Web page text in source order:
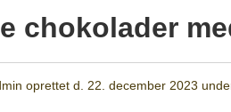
chokolader
oprettet d. 22. december 2023